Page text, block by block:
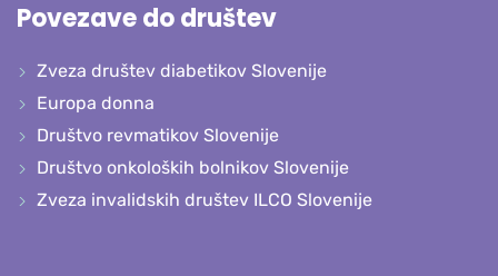
Povezave do društev
Zveza društev diabetikov Slovenije
Europa donna
Društvo revmatikov Slovenije
Društvo onkoloških bolnikov Slovenije
Zveza invalidskih društev ILCO Slovenije